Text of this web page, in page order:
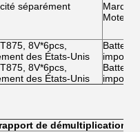
séparément
Marque
Moteur
8V*6pcs,
des États-Unis
8V*6pcs,
des États-Unis
Batterie
Batterie
de démultiplication